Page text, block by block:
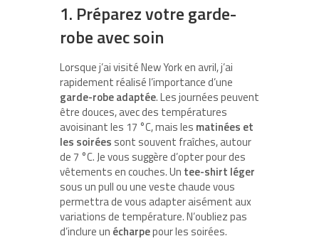
1. Préparez votre garde-
robe avec soin
Lorsque j’ai visité New York en avril, j’ai
rapidement réalisé l’importance d’une
garde-robe adaptée. Les journées peuvent
être douces, avec des températures
avoisinant les 17 °C, mais les matinées et
les soirées sont souvent fraîches, autour
de 7 °C. Je vous suggère d’opter pour des
vêtements en couches. Un tee-shirt léger
sous un pull ou une veste chaude vous
permettra de vous adapter aisément aux
variations de température. N’oubliez pas
d’inclure un écharpepour les soirées.